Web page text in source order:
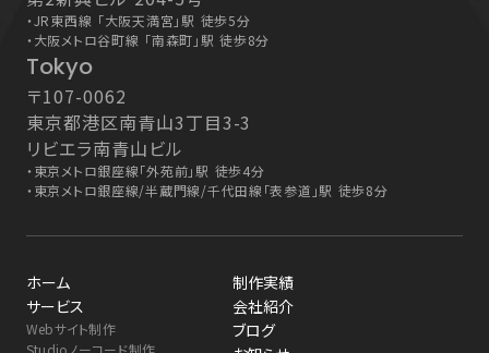
・
・
JR東西線 「大阪天満宮」駅 徒歩5分
大阪メトロ谷町線 「南森町」駅 徒歩8分
Tokyo
〒107-0062
東京都港区南青山3丁目3-3
リビエラ南青山ビル
・
・
東京メトロ銀座線「外苑前」駅 徒歩4分
東京メトロ銀座線/半蔵門線/千代田線「表参道」駅 徒歩8分
ホーム
サービス
Webサイト制作
制作実績
会社紹介
ブログ